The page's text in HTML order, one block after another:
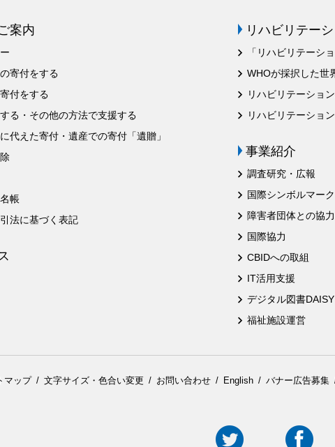
案内
寄付をする
付をする
る・その他の方法で支援する
代えた寄付・遺産での寄付「遺贈」
帳
法に基づく表記
リハビリテー
「リハビリテーシ
WHOが採択した世
リハビリテーショ
リハビリテーショ
事業紹介
調査研究・広報
国際シンボルマーク
障害者団体との協力
国際協力
CBIDへの取組
IT活用支援
デジタル図書DAISY
福祉施設運営
マップ 文字サイズ・色合い変更 お問い合わせ English バナー広告募集